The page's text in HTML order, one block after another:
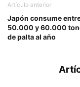
Artículo anterior
Japón consume
50.000 y 60.000
de palta al año